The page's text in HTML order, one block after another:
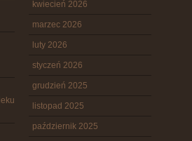
kwiecień 2026
marzec 2026
luty 2026
styczeń 2026
grudzień 2025
listopad 2025
październik 2025